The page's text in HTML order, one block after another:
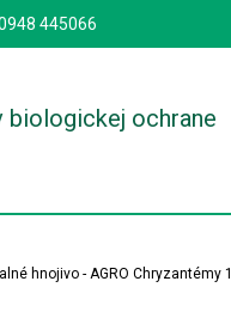
biologickej ochrane
445066
hnojivo - AGRO Chryzantémy 1l